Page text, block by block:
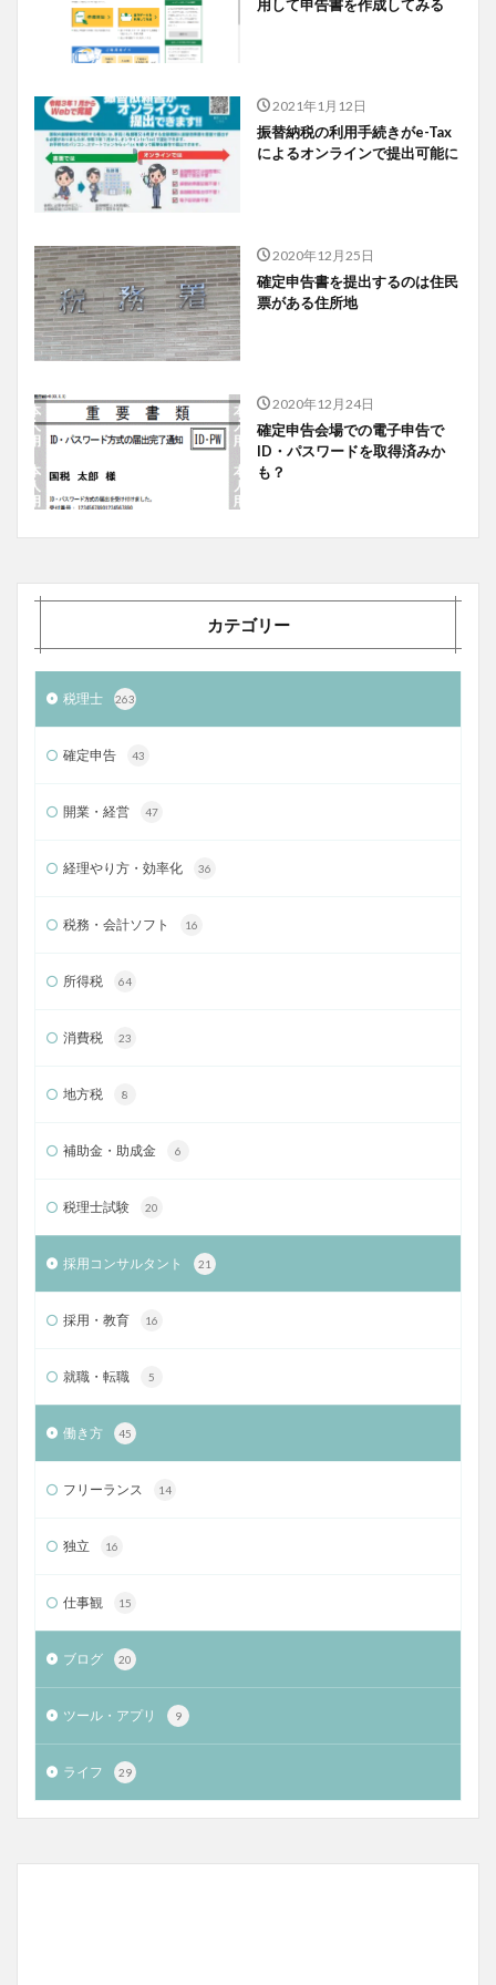
用して申告書を作成してみる
2021年1月12日
振替納税の利用手続きがe-Tax
によるオンラインで提出可能に
2020年12月25日
確定申告書を提出するのは住民
票がある住所地
2020年12月24日
確定申告会場での電子申告で
ID・パスワードを取得済みか
も？
カテゴリー
税理士 263
確定申告 43
開業・経営 47
経理やり方・効率化 36
税務・会計ソフト 16
所得税 64
消費税 23
地方税 8
補助金・助成金 6
税理士試験 20
採用コンサルタント 21
採用・教育 16
就職・転職 5
働き方 45
フリーランス 14
独立 16
仕事観 15
ブログ 20
ツール・アプリ 9
ライフ 29